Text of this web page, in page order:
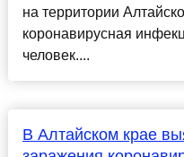
на территории
коронавирусная
человек....
В Алтайском крае